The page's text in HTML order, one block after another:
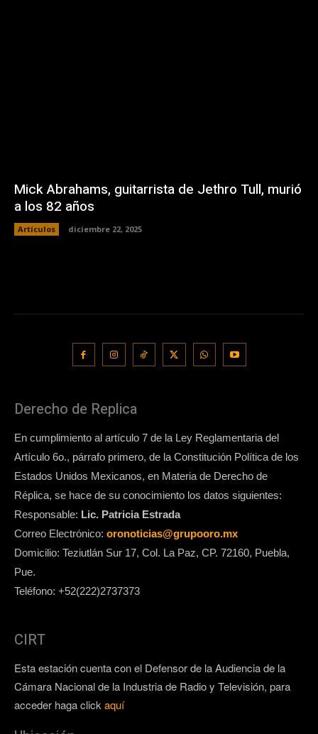
Mick Abrahams, guitarrista de Jethro Tull, murió
a los 82 años
Artículos diciembre 22, 2025
Derecho de Replica
En cumplimiento al artículo 7 de la Ley Reglamentaria del
Artículo 6o., párrafo primero, de la Constitución Política de los
Estados Unidos Mexicanos, en Materia de Derecho de
Réplica, se hace de su conocimiento los datos siguientes:
Responsable: Lic. Patricia Estrada
Correo Electrónico: oronoticias@grupooro.mx
Domicilio: Teziutlán Sur 17, Col. La Paz, CP. 72160, Puebla,
Pue.
Teléfono: +52(222)2737373
CIRT
Esta estación cuenta con el Defensor de la Audiencia de la
Cámara Nacional de la Industria de Radio y Televisión, para
acceder haga click aquí